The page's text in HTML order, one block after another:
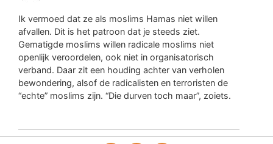
Ik vermoed dat ze als moslims Hamas niet willen
afvallen. Dit is het patroon dat je steeds ziet.
Gematigde moslims willen radicale moslims niet
openlijk veroordelen, ook niet in organisatorisch
verband. Daar zit een houding achter van verholen
bewondering, alsof de radicalisten en terroristen de
“echte” moslims zijn. “Die durven toch maar”, zoiets.